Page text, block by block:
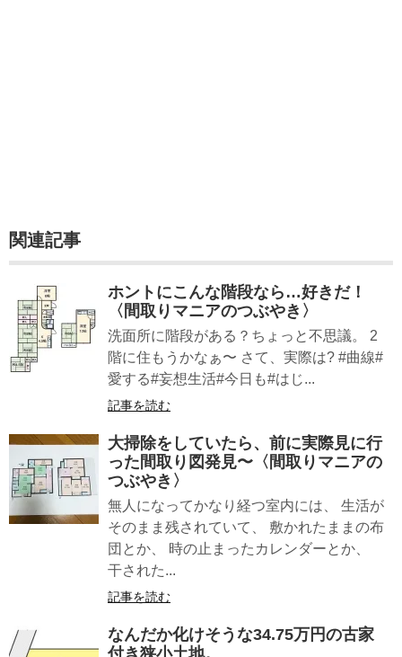
関連記事
ホントにこんな階段なら…好きだ！
〈間取りマニアのつぶやき〉
洗面所に階段がある？ちょっと不思議。 2
階に住もうかなぁ〜 さて、実際は? #曲線#
愛する#妄想生活#今日も#はじ...
記事を読む
大掃除をしていたら、前に実際見に行
った間取り図発見〜〈間取りマニアの
つぶやき〉
無人になってかなり経つ室内には、 生活が
そのまま残されていて、 敷かれたままの布
団とか、 時の止まったカレンダーとか、
干された...
記事を読む
なんだか化けそうな34.75万円の古家
付き狭小土地。